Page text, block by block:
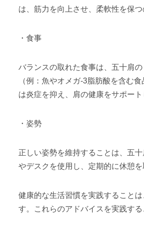
は、筋力を向上させ、柔軟性を保つ
・食事
バランスの取れた食事は、五十肩
（例：魚やオメガ-3脂肪酸を含む
は炎症を抑え、肩の健康をサポート
・姿勢
正しい姿勢を維持することは、五
やデスクを使用し、定期的に休憩
健康的な生活習慣を実践すること
す。これらのアドバイスを実践す